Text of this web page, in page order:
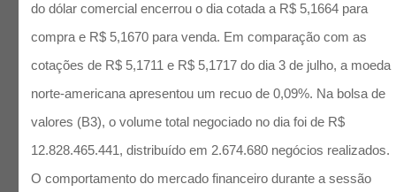
do dólar comercial encerrou o dia cotada a R$ 5,1664 para
compra e R$ 5,1670 para venda. Em comparação com as
cotações de R$ 5,1711 e R$ 5,1717 do dia 3 de julho, a moeda
norte-americana apresentou um recuo de 0,09%. Na bolsa de
valores (B3), o volume total negociado no dia foi de R$
12.828.465.441, distribuído em 2.674.680 negócios realizados.
O comportamento do mercado financeiro durante a sessão